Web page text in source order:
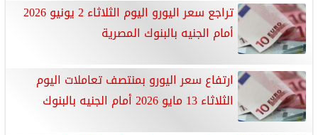
تراجع سعر اليورو اليوم الثلاثاء 2 يونيو 2026
أمام الجنيه بالبنوك المصرية
ارتفاع سعر اليورو بمنتصف تعاملات اليوم
الثلاثاء 13 مايو 2026 أمام الجنيه بالبنوك